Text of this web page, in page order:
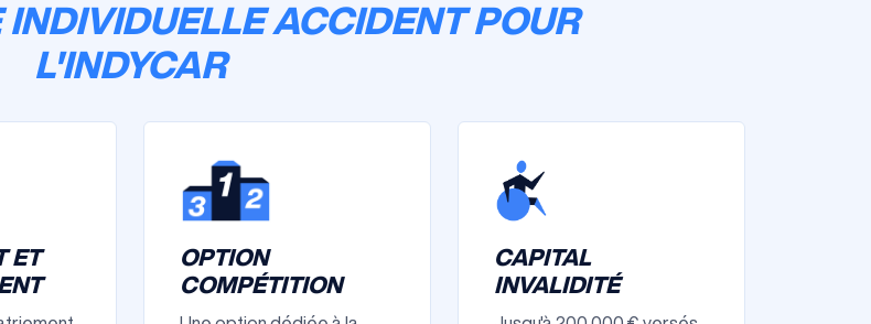
ACCIDENT POUR
L'INDYCAR
ET
OPTION
COMPÉTITION
CAPITAL
INVALIDITÉ